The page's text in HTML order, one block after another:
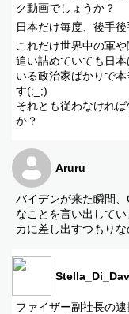
ク動画でしょうか？
日本だけ毎度、後手後
これだけ世界中の軍
追い詰めていても日
いる政治家ばかりで
す(;_;)
それとも従わなけれ
か？
Aruru
バイデンが来た瞬間
なことを言い出して
カに差し出すつもり
ファイザー副社長の